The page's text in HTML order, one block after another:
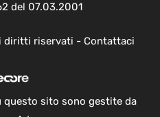
del 07.03.2001
diritti riservati - Contattaci
sito sono gestite da